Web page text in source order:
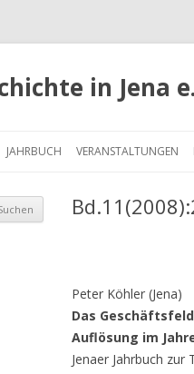
in Jena
JAHRBUCH VERANSTALTUNGEN
Peter Köhler (Jena)
Das
Auflösung im
Jenaer Jahrbuch